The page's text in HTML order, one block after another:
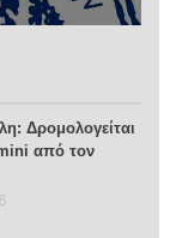
Δρομολογείται
από τον